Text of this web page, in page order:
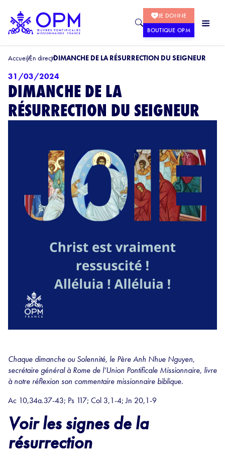
JE DONNE
BOUTIQUE OPM
AccueilEn directDIMANCHE DE LA RÉSURRECTION DU SEIGNEUR
31/03/2024
DIMANCHE DE LA
RÉSURRECTION DU SEIGNEUR
Chaque dimanche ou Solennité, le Père Anh Nhue Nguyen,
secrétaire général à Rome de l’Union Pontificale Missionnaire, livre
à notre réflexion son commentaire missionnaire biblique.
Ac 10,34a.37-43; Ps 117; Col 3,1-4; Jn 20,1-9
Voir les signes de la
résurrection